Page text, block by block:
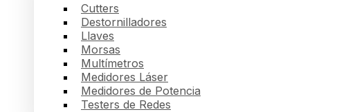
Cutters
Destornilladores
Llaves
Morsas
Multímetros
Medidores Láser
Medidores de Potencia
Testers de Redes